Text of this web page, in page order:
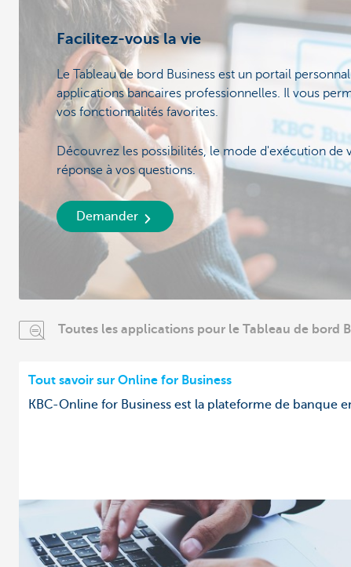
Facilitez-vous la vie
Le Tableau de bord Business est un portail
applications bancaires professionnelles. Il vous
vos fonctionnalités favorites.
Découvrez les possibilités, le mode d'exécution de
réponse à vos questions.
Demander
Toutes les applications pour le Tableau de bord
Tout savoir sur Online for Business
KBC-Online for Business est la plateforme de banque